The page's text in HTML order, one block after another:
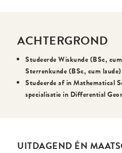
ACHTERGROND
Studeerde Wiskunde (BSc,
Sterrenkunde (BSc, cum
Studeerde af in Mathematical
specialisatie in Differential
UITDAGEND ÉN